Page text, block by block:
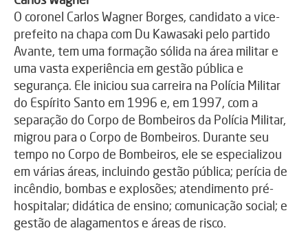
O coronel Carlos Wagner Borges, candidato a vice-
prefeito na chapa com Du Kawasaki pelo partido
Avante, tem uma formação sólida na área militar e
uma vasta experiência em gestão pública e
segurança. Ele iniciou sua carreira na Polícia Militar
do Espírito Santo em 1996 e, em 1997, com a
separação do Corpo de Bombeiros da Polícia Militar,
migrou para o Corpo de Bombeiros. Durante seu
tempo no Corpo de Bombeiros, ele se especializou
em várias áreas, incluindo gestão pública; perícia de
incêndio, bombas e explosões; atendimento pré-
hospitalar; didática de ensino; comunicação social; e
gestão de alagamentos e áreas de risco.